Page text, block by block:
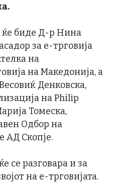
ќе биде Д-р Нина
за е-трговија
на
на Македонија, а
Денковска,
на Philip
Томеска,
Одбор на
АД Скопје.
се разговара и за
на е-трговијата.